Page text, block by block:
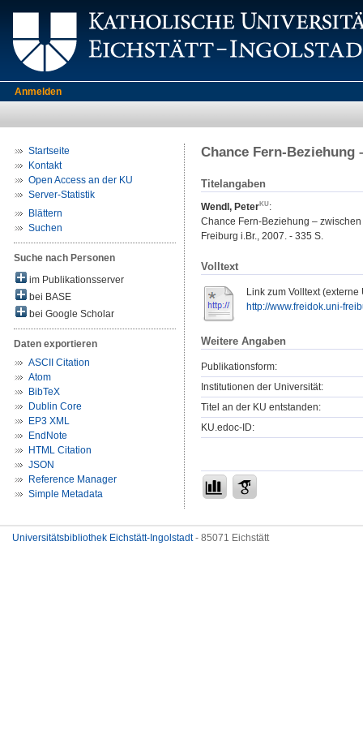
Anmelden
Startseite
Kontakt
Open Access an der KU
Server-Statistik
Blättern
Suchen
Suche nach Personen
im Publikationsserver
bei BASE
bei Google Scholar
Daten exportieren
ASCII Citation
Atom
BibTeX
Dublin Core
EP3 XML
EndNote
HTML Citation
JSON
Reference Manager
Simple Metadata
Chance Fern-
Titelangaben
Wendl, Peter
:
Chance Fern-Beziehung –
Freiburg i.Br., 2007. - 335 S.
Volltext
Link zum Volltext (externe
http://www.freidok.uni-
Weitere Angaben
Publikationsform:
Institutionen der Universität:
Titel an der KU entstanden:
KU.edoc-ID:
Universitätsbibliothek Eichstätt-Ingolstadt- 85071 Eichstätt